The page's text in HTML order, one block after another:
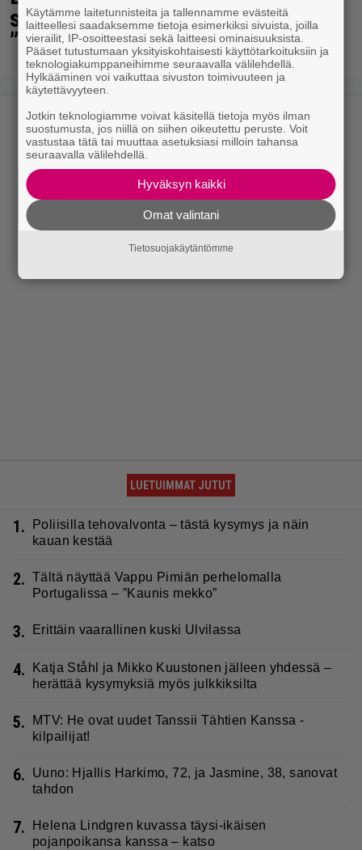
saatiin lisätietoa paljastuksista:
”Erittäin tunnettuja”
LUETUIMMAT JUTUT
1.
Poliisilla tehovalvonta – tästä kysymys ja näin
kauan kestää
2. Tältä näyttää Vappu Pimiän perhelomalla
Portugalissa – ”Kaunis mekko”
3. Erittäin vaarallinen kuski Ulvilassa
4.
Katja Ståhl ja Mikko Kuustonen jälleen yhdessä –
herättää kysymyksiä myös julkkiksilta
5.
MTV: He ovat uudet Tanssii Tähtien Kanssa -
kilpailijat!
6.
Uuno: Hjallis Harkimo, 72, ja Jasmine, 38, sanovat
tahdon
7.
Helena Lindgren kuvassa täysi-ikäisen
pojanpoikansa kanssa – katso
Käytämme laitetunnisteita ja tallennamme evästeitä
laitteellesi saadaksemme tietoja esimerkiksi sivuista, joilla
vierailit, IP-osoitteestasi sekä laitteesi ominaisuuksista.
Pääset tutustumaan yksityiskohtaisesti käyttötarkoituksiin ja
teknologiakumppaneihimme seuraavalla välilehdellä.
Hylkääminen voi vaikuttaa sivuston toimivuuteen ja
käytettävyyteen.
Jotkin teknologiamme voivat käsitellä tietoja myös ilman
suostumusta, jos niillä on siihen oikeutettu peruste. Voit
vastustaa tätä tai muuttaa asetuksiasi milloin tahansa
seuraavalla välilehdellä.
Hyväksyn kaikki
Omat valintani
Tietosuojakäytäntömme